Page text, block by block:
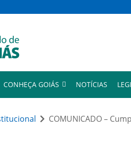
CONHEÇA GOIÁS NOTÍCIAS
COMUNICADO –